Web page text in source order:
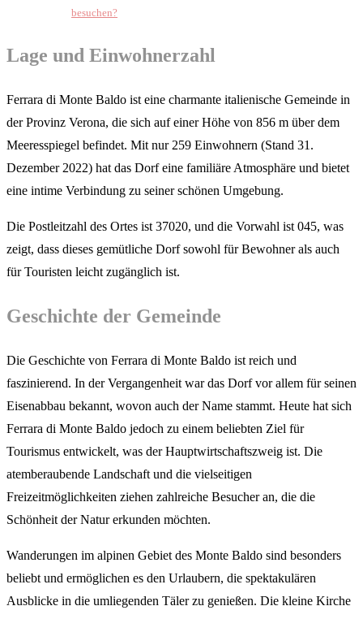
besuchen?
Lage und Einwohnerzahl
Ferrara di Monte Baldo ist eine charmante italienische Gemeinde in
der Provinz Verona, die sich auf einer Höhe von 856 m über dem
Meeresspiegel befindet. Mit nur 259 Einwohnern (Stand 31.
Dezember 2022) hat das Dorf eine familiäre Atmosphäre und bietet
eine intime Verbindung zu seiner schönen Umgebung.
Die Postleitzahl des Ortes ist 37020, und die Vorwahl ist 045, was
zeigt, dass dieses gemütliche Dorf sowohl für Bewohner als auch
für Touristen leicht zugänglich ist.
Geschichte der Gemeinde
Die Geschichte von Ferrara di Monte Baldo ist reich und
faszinierend. In der Vergangenheit war das Dorf vor allem für seinen
Eisenabbau bekannt, wovon auch der Name stammt. Heute hat sich
Ferrara di Monte Baldo jedoch zu einem beliebten Ziel für
Tourismus entwickelt, was der Hauptwirtschaftszweig ist. Die
atemberaubende Landschaft und die vielseitigen
Freizeitmöglichkeiten ziehen zahlreiche Besucher an, die die
Schönheit der Natur erkunden möchten.
Wanderungen im alpinen Gebiet des Monte Baldo sind besonders
beliebt und ermöglichen es den Urlaubern, die spektakulären
Ausblicke in die umliegenden Täler zu genießen. Die kleine Kirche